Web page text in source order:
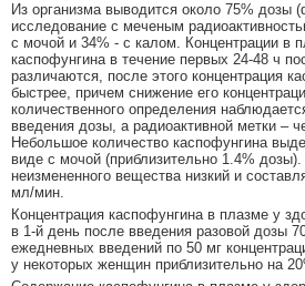
Из организма выводится около 75% дозы
исследование с меченым
с мочой и 34% - с калом. Концентрации в
каспофунгина в течение первых 24-48 ч
различаются, после этого концентрация
быстрее, причем снижение его
количественного определения
введения дозы, а радиоактивной метки –
Небольшое количество каспофунгина
виде с мочой (приблизительно 1.4%
неизмененного вещества низкий и
мл/мин.
Концентрация каспофунгина в плазме у
в 1-й день после введения разовой дозы
ежедневных введений по 50 мг
у некоторых женщин приблизительно на